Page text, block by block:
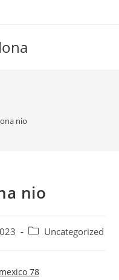
nio
nio
Categoría
entrada:
Uncategorized